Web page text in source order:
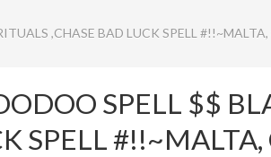
,CHASE BAD LUCK SPELL #!!~MALTA,
SPELL $$
SPELL #!!~MALTA,